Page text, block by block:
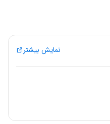
نمایش بیشتر